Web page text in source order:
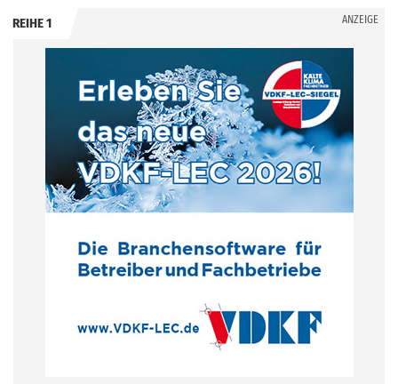
REIHE 1 ANZEIGE